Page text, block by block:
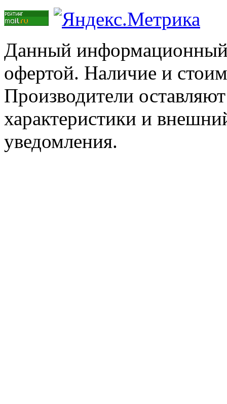
Данный информационный
офертой. Наличие и
Производители
характеристики и
уведомления.